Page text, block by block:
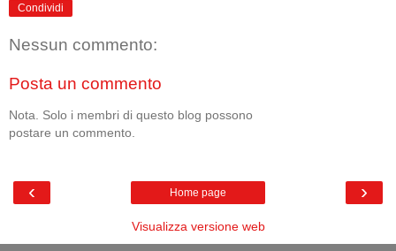
Condividi
Nessun commento:
Posta un commento
Nota. Solo i membri di questo blog possono
postare un commento.
‹ ›
Home page
Visualizza versione web